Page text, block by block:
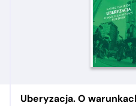
Uberyzacja. O